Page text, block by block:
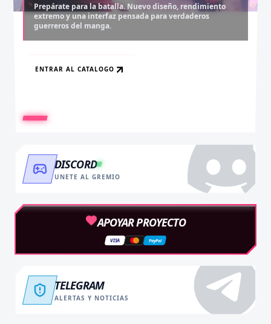
Prepárate para la batalla. Nuevo diseño, rendimiento
extremo y una interfaz pensada para verdaderos
guerreros del manga.
ENTRAR AL CATALOGO
Desbloquea capítulos legendarios. Recarga tus monedas
y accede al contenido más exclusivo sin límites.
RECARGAR AHORA
Asciende al rango máximo. Experiencia sin anuncios,
descargas infinitas y acceso anticipado.
VER BENEFICIOS
DISCORD
UNETE AL GREMIO
APOYAR PROYECTO
VISA PayPal
TELEGRAM
ALERTAS Y NOTICIAS